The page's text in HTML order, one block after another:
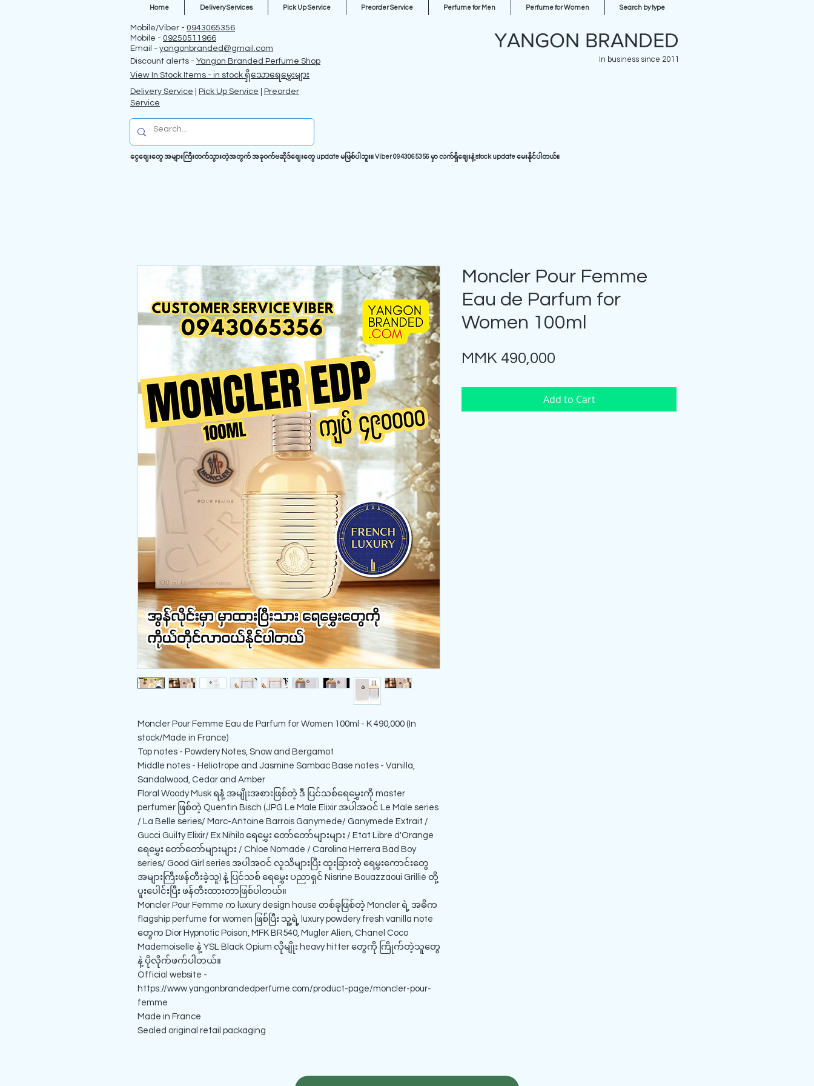
Home Delivery Services Pick Up Service Preorder Service Perfume for Men Perfume for Women Search by type
Mobile/Viber - 0943065356
Mobile - 09250511966
Email - yangonbranded@gmail.com
Discount alerts - Yangon Branded Perfume Shop
View In Stock Items - in stock ရှိသောရေမွှေးများ
Delivery Service
Pick Up Service
Preorder
Service
YANGON BRANDED
In business since 2011
ငွေဈေးတွေ အများကြီးတက်သွားတဲ့အတွက် အခုဝက်ဗဆိုဒ်ဈေးတွေ update မဖြစ်ပါဘူး။ Viber 0943065356 မှာ လက်ရှိဈေးနဲ့ stock update မေးနိုင်ပါတယ်။
Moncler Pour Femme Eau de Parfum for Women 100ml - K 490,000 (In
stock/Made in France)
Top notes - Powdery Notes, Snow and Bergamot
Middle notes - Heliotrope and Jasmine Sambac Base notes - Vanilla,
Sandalwood, Cedar and Amber
Floral Woody Musk ရနံ့ အမျိုးအစားဖြစ်တဲ့ ဒီ ပြင်သစ်ရေမွှေးကို master
perfumer ဖြစ်တဲ့ Quentin Bisch (JPG Le Male Elixir အပါအဝင် Le Male series
/ La Belle series/ Marc-Antoine Barrois Ganymede/ Ganymede Extrait /
Gucci Guilty Elixir/ Ex Nihilo ရေမွှေး တော်တော်များများ / Etat Libre d'Orange
ရေမွှေး တော်တော်များများ / Chloe Nomade / Carolina Herrera Bad Boy
series/ Good Girl series အပါအဝင် လူသိများပြီး ထူးခြားတဲ့ ရေမွှးကောင်းတွေ
အများကြီးဖန်တီးခဲ့သူ) နဲ့ ပြင်သစ် ရေမွှေး ပညာရှင် Nisrine Bouazzaoui Grillié တို့
ပူးပေါင်းပြီး ဖန်တီးထားတာဖြစ်ပါတယ်။
Moncler Pour Femme က luxury design house တစ်ခုဖြစ်တဲ့ Moncler ရဲ့ အဓိက
flagship perfume for women ဖြစ်ပြီး သူ့ရဲ့ luxury powdery fresh vanilla note
တွေက Dior Hypnotic Poison, MFK BR540, Mugler Alien, Chanel Coco
Mademoiselle နဲ့ YSL Black Opium လိုမျိုး heavy hitter တွေကို ကြိုက်တဲ့သူတွေ
နဲ့ ပိုလိုက်ဖက်ပါတယ်။
Official website -
https://www.yangonbrandedperfume.com/product-page/moncler-pour-
femme
Made in France
Sealed original retail packaging
Moncler Pour Femme
Eau de Parfum for
Women 100ml
MMK 490,000
Add to Cart